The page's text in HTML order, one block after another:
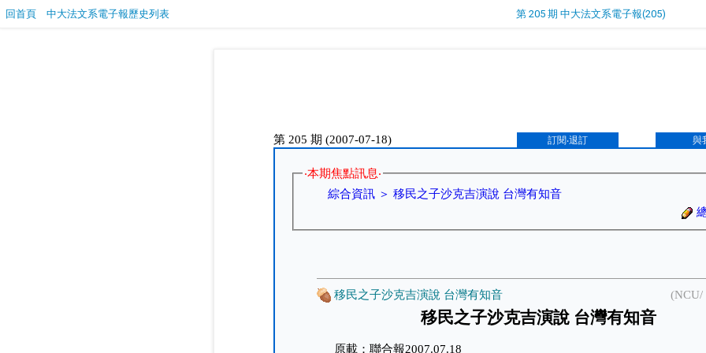
回首頁 中大法文系電子報歷史列表 第 205 期 中大法文系電子報(205)